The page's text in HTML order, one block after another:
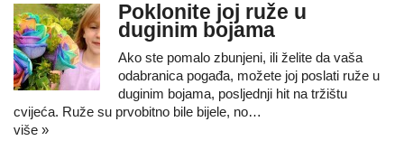
Poklonite joj ruže u
duginim bojama
Ako ste pomalo zbunjeni, ili želite da vaša
odabranica pogađa, možete joj poslati ruže u
duginim bojama, posljednji hit na tržištu
cvijeća. Ruže su prvobitno bile bijele, no…
više »